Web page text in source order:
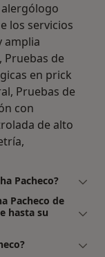
alergólogo
los servicios
amplia
Pruebas de
en prick
Pruebas de
con
de alto
Pacheco?
Pacheco de
hasta su